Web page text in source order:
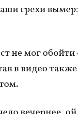
грехи
не мог обойти
в видео